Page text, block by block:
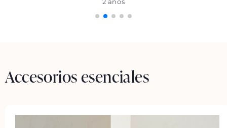
2 años
Accesorios esenciales